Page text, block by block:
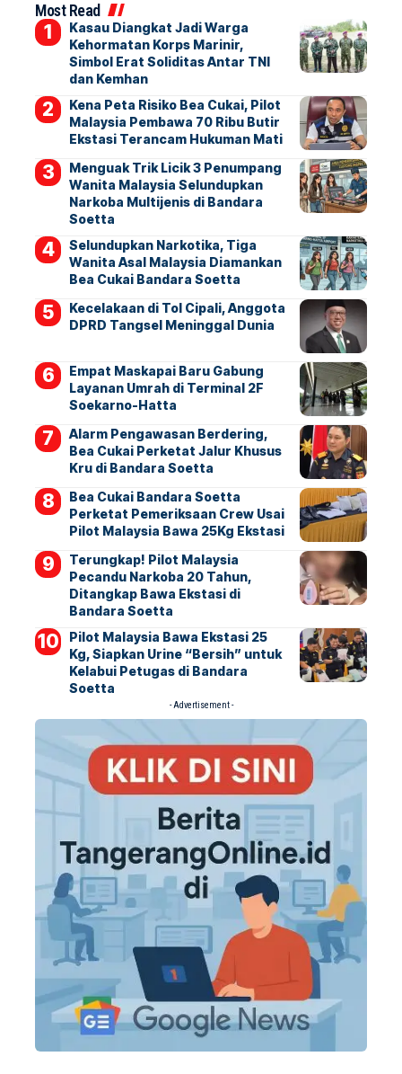
Most Read
Kasau Diangkat Jadi Warga
Kehormatan Korps Marinir,
Simbol Erat Soliditas Antar TNI
dan Kemhan
Kena Peta Risiko Bea Cukai, Pilot
Malaysia Pembawa 70 Ribu Butir
Ekstasi Terancam Hukuman Mati
Menguak Trik Licik 3 Penumpang
Wanita Malaysia Selundupkan
Narkoba Multijenis di Bandara
Soetta
Selundupkan Narkotika, Tiga
Wanita Asal Malaysia Diamankan
Bea Cukai Bandara Soetta
Kecelakaan di Tol Cipali, Anggota
DPRD Tangsel Meninggal Dunia
Empat Maskapai Baru Gabung
Layanan Umrah di Terminal 2F
Soekarno-Hatta
Alarm Pengawasan Berdering,
Bea Cukai Perketat Jalur Khusus
Kru di Bandara Soetta
Bea Cukai Bandara Soetta
Perketat Pemeriksaan Crew Usai
Pilot Malaysia Bawa 25Kg Ekstasi
Terungkap! Pilot Malaysia
Pecandu Narkoba 20 Tahun,
Ditangkap Bawa Ekstasi di
Bandara Soetta
Pilot Malaysia Bawa Ekstasi 25
Kg, Siapkan Urine “Bersih” untuk
Kelabui Petugas di Bandara
Soetta
- Advertisement -